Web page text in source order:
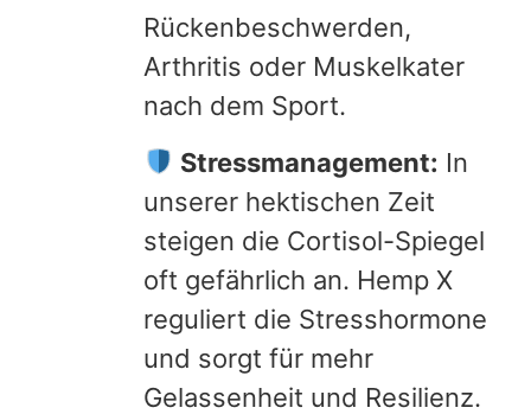
Rückenbeschwerden,
Arthritis oder Muskelkater
nach dem Sport.
Stressmanagement: In
unserer hektischen Zeit
steigen die Cortisol-Spiegel
oft gefährlich an. Hemp X
reguliert die Stresshormone
und sorgt für mehr
Gelassenheit und Resilienz.